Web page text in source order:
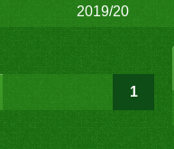
2019/20
1